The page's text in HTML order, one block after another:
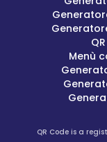
Menù
QR Code is a